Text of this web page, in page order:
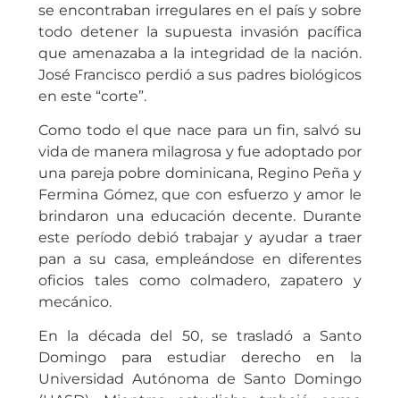
se encontraban irregulares en el país y sobre
todo detener la supuesta invasión pacífica
que amenazaba a la integridad de la nación.
José Francisco perdió a sus padres biológicos
en este “corte”.
Como todo el que nace para un fin, salvó su
vida de manera milagrosa y fue adoptado por
una pareja pobre dominicana, Regino Peña y
Fermina Gómez, que con esfuerzo y amor le
brindaron una educación decente. Durante
este período debió trabajar y ayudar a traer
pan a su casa, empleándose en diferentes
oficios tales como colmadero, zapatero y
mecánico.
En la década del 50, se trasladó a Santo
Domingo para estudiar derecho en la
Universidad Autónoma de Santo Domingo